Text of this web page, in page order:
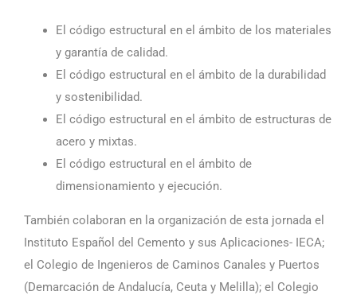
El código estructural en el ámbito de los materiales
y garantía de calidad.
El código estructural en el ámbito de la durabilidad
y sostenibilidad.
El código estructural en el ámbito de estructuras de
acero y mixtas.
El código estructural en el ámbito de
dimensionamiento y ejecución.
También colaboran en la organización de esta jornada el
Instituto Español del Cemento y sus Aplicaciones- IECA;
el Colegio de Ingenieros de Caminos Canales y Puertos
(Demarcación de Andalucía, Ceuta y Melilla); el Colegio